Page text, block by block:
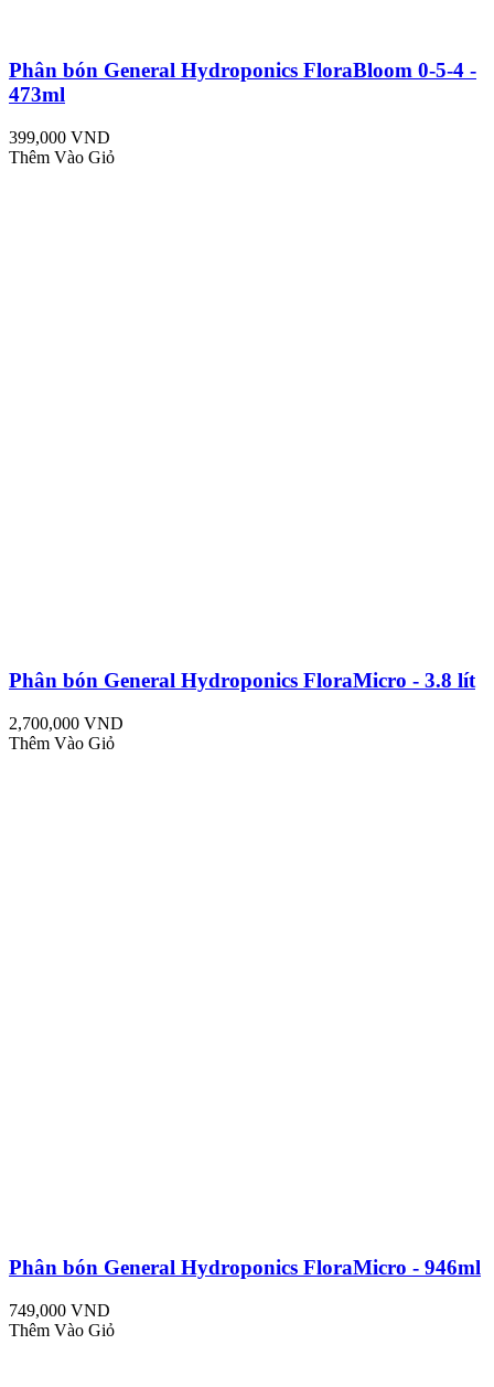
Phân bón General Hydroponics FloraBloom 0-5-4 -
473ml
399,000 VND
Thêm Vào Giỏ
Phân bón General Hydroponics FloraMicro - 3.8 lít
2,700,000 VND
Thêm Vào Giỏ
Phân bón General Hydroponics FloraMicro - 946ml
749,000 VND
Thêm Vào Giỏ